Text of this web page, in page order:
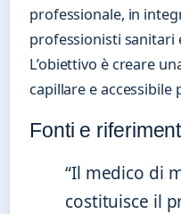
professionale, in
professionisti sanitari
L’obiettivo è creare
capillare e
Fonti e
“Il medico di
costituisce il